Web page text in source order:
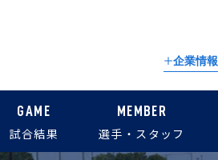
企業情報
GAME
試合結果
MEMBER
選手・スタッフ